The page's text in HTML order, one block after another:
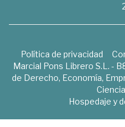
Política de privacidad
Marcial Pons Librero S.L. -
de Derecho, Economía,
Hospedaje y